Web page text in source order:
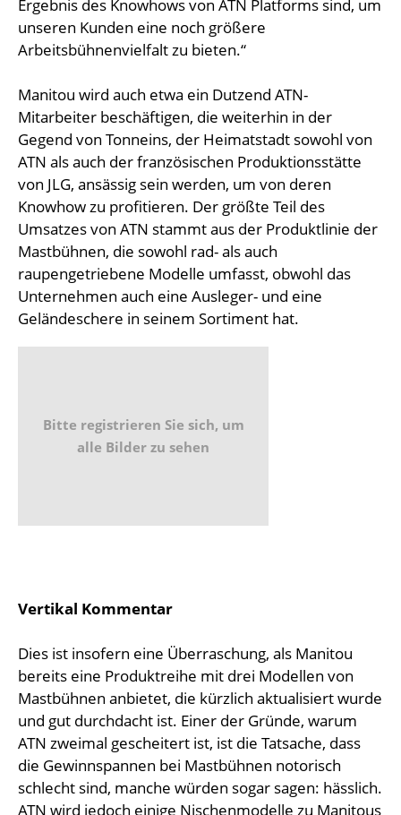
Ergebnis des Knowhows von ATN Platforms sind, um
unseren Kunden eine noch größere
Arbeitsbühnenvielfalt zu bieten.“
Manitou wird auch etwa ein Dutzend ATN-
Mitarbeiter beschäftigen, die weiterhin in der
Gegend von Tonneins, der Heimatstadt sowohl von
ATN als auch der französischen Produktionsstätte
von JLG, ansässig sein werden, um von deren
Knowhow zu profitieren. Der größte Teil des
Umsatzes von ATN stammt aus der Produktlinie der
Mastbühnen, die sowohl rad- als auch
raupengetriebene Modelle umfasst, obwohl das
Unternehmen auch eine Ausleger- und eine
Geländeschere in seinem Sortiment hat.
Bitte registrieren Sie sich, um
alle Bilder zu sehen
Vertikal Kommentar
Dies ist insofern eine Überraschung, als Manitou
bereits eine Produktreihe mit drei Modellen von
Mastbühnen anbietet, die kürzlich aktualisiert wurde
und gut durchdacht ist. Einer der Gründe, warum
ATN zweimal gescheitert ist, ist die Tatsache, dass
die Gewinnspannen bei Mastbühnen notorisch
schlecht sind, manche würden sogar sagen: hässlich.
ATN wird jedoch einige Nischenmodelle zu Manitous